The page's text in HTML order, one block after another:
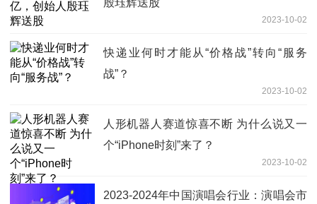
2023-10-02
快递业何时才能从“价格战”转向“服务
战”？
2023-10-02
人形机器人赛道惊喜不断 为什么说又一
个“iPhone时刻”来了？
2023-10-02
2023-2024年中国演唱会行业：演唱会市